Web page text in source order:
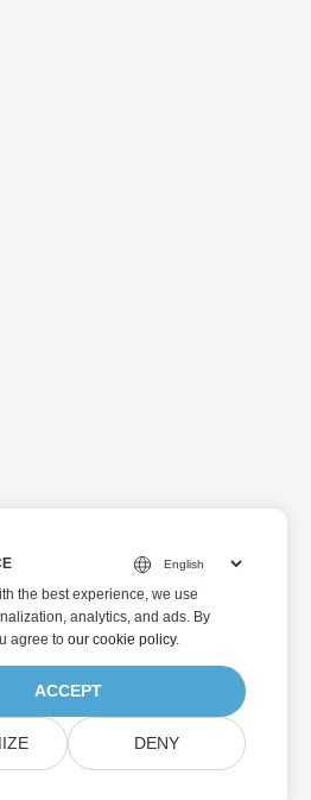
the best experience, we use
analytics, and ads. By
agree to our cookie policy.
ACCEPT
DENY